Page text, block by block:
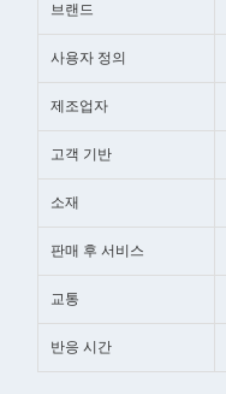
브랜드
사용자 정의
제조업자
고객 기반
소재
판매 후 서비스
교통
반응 시간